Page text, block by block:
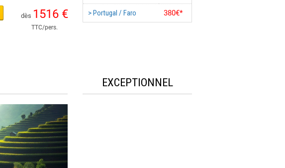
dès 1516€
TTC/pers.
> Portugal / Faro 380€*
EXCEPTIONNEL